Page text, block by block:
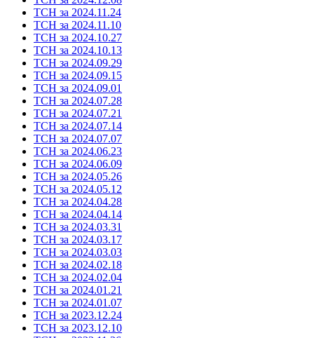
ТСН за 2024.11.24
ТСН за 2024.11.10
ТСН за 2024.10.27
ТСН за 2024.10.13
ТСН за 2024.09.29
ТСН за 2024.09.15
ТСН за 2024.09.01
ТСН за 2024.07.28
ТСН за 2024.07.21
ТСН за 2024.07.14
ТСН за 2024.07.07
ТСН за 2024.06.23
ТСН за 2024.06.09
ТСН за 2024.05.26
ТСН за 2024.05.12
ТСН за 2024.04.28
ТСН за 2024.04.14
ТСН за 2024.03.31
ТСН за 2024.03.17
ТСН за 2024.03.03
ТСН за 2024.02.18
ТСН за 2024.02.04
ТСН за 2024.01.21
ТСН за 2024.01.07
ТСН за 2023.12.24
ТСН за 2023.12.10